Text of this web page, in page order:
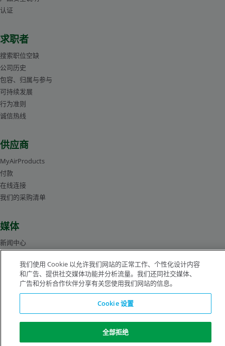
认证
求职者
搜索职位空缺
公司历史
包容、归属与参与
可持续发展
行为准则
诚信热线
供应商
MyAirProducts
付款
在线连接
我们的采购清单
媒体
新闻中心
版权所有©1996-2026 空气化工产品有限公司（ Air Products and Chemicals, Inc.）
保留所有权利。
法律公告 隐私声明 Cookie 通知
我们使用 Cookie 以允许我们网站的正常工作、个性化设计内容
和广告、提供社交媒体功能并分析流量。我们还同社交媒体、
广告和分析合作伙伴分享有关您使用我们网站的信息。
Cookie 设置
全部拒绝